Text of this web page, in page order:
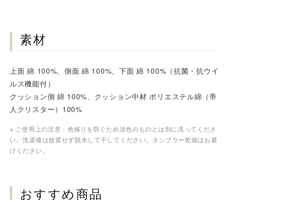
素材
上面 綿 100%、側面 綿 100%、下面 綿 100%（抗菌・抗ウイ
ルス機能付）
クッション側 綿 100%、クッション中材 ポリエステル綿（帝
人クリスター）100%
※ ご使用上の注意：色移りを防ぐため淡色のものとは別に洗ってくださ
い。洗濯後は放置せず脱水して干してください。タンブラー乾燥はお避
けください。
おすすめ商品